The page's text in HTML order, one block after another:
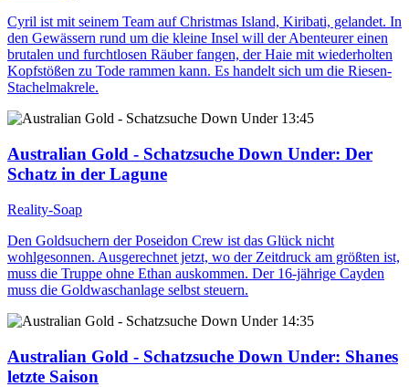
Cyril ist mit seinem Team auf Christmas Island, Kiribati, gelandet. In
den Gewässern rund um die kleine Insel will der Abenteurer einen
brutalen und furchtlosen Räuber fangen, der Haie mit wiederholten
Kopfstößen zu Tode rammen kann. Es handelt sich um die Riesen-
Stachelmakrele.
13:45
Australian Gold - Schatzsuche Down Under: Der
Schatz in der Lagune
Reality-Soap
Den Goldsuchern der Poseidon Crew ist das Glück nicht
wohlgesonnen. Ausgerechnet jetzt, wo der Zeitdruck am größten ist,
muss die Truppe ohne Ethan auskommen. Der 16-jährige Cayden
muss die Goldwaschanlage selbst steuern.
14:35
Australian Gold - Schatzsuche Down Under: Shanes
letzte Saison